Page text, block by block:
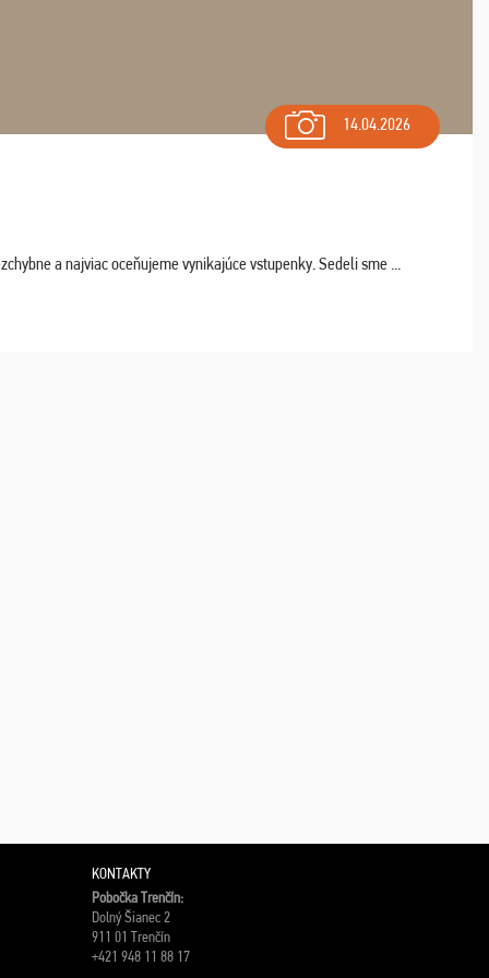
14.04.2026
a najviac oceňujeme vynikajúce vstupenky. Sedeli sme ...
KONTAKTY
Pobočka Trenčín:
Dolný Šianec 2
911 01 Trenčín
+421 948 11 88 17